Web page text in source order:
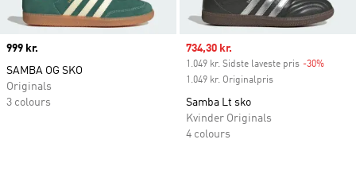
Price
999 kr.
SAMBA OG SKO
Originals
3 colours
Sale price
734,30 kr.
1.049 kr. Sidste laveste pris -30%
1.049 kr. Originalpris
Samba Lt sko
Kvinder Originals
4 colours